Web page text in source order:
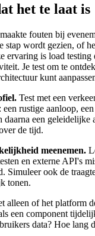
het te laat is
fouten bij
stap wordt gezien, of
ervaring is load
Je test om te
kunt
Test met een
een rustige aanloop,
daarna een geleidelijke
de tijd.
meenemen.
en externe API's
Simuleer ook de
tonen.
alleen of het platform
een component
data? Hoe lang